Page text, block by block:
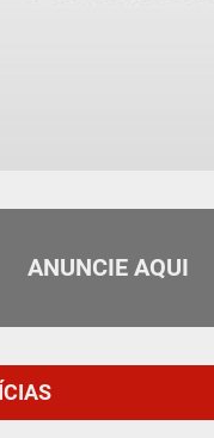
ANUNCIE AQUI